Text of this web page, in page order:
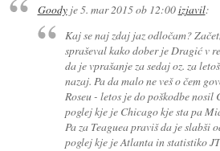
Goodyje5. mar 2015 ob 12:00izjavil:
Kaj se naj zdaj jaz odločam?
spraševal kako dober je Dragić v
da je vprašanje za sedaj oz. za
nazaj. Pa da malo ne veš o čem
Roseu - letos je do poškodbe nosil
poglej kje je Chicago kje sta pa
Pa za Teaguea praviš da je slabši
poglej kje je Atlanta in statistiko